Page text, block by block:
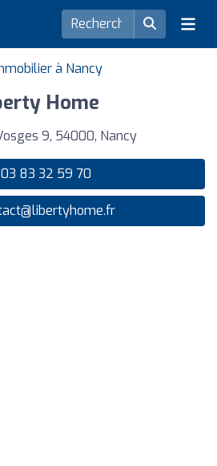
à Nancy
Home
9, 54000, Nancy
83 32 59 70